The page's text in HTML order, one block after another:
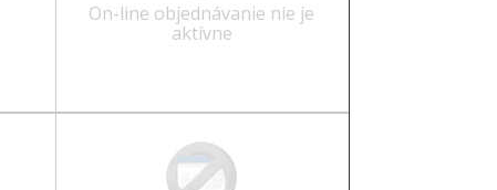
On-line objednávanie nie je
aktívne